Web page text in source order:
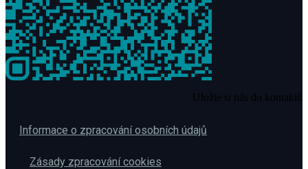
Uložte si nás do kontaktů
Informace o zpracování osobních údajů
Zásady zpracování cookies